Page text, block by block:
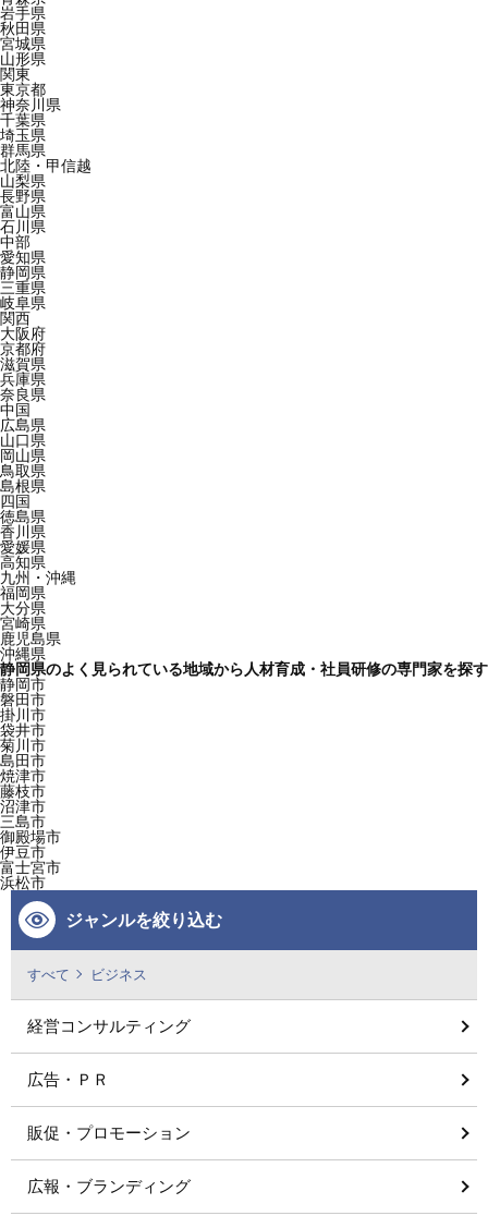
岩手県
秋田県
宮城県
山形県
関東
東京都
神奈川県
千葉県
埼玉県
群馬県
北陸・甲信越
山梨県
長野県
富山県
石川県
中部
愛知県
静岡県
三重県
岐阜県
関西
大阪府
京都府
滋賀県
兵庫県
奈良県
中国
広島県
山口県
岡山県
鳥取県
島根県
四国
徳島県
香川県
愛媛県
高知県
九州・沖縄
福岡県
大分県
宮崎県
鹿児島県
沖縄県
静岡県のよく見られている地域から人材育成・社員研修の専門家を探す
静岡市
磐田市
掛川市
袋井市
菊川市
島田市
焼津市
藤枝市
沼津市
三島市
御殿場市
伊豆市
富士宮市
浜松市
ジャンルを絞り込む
すべて ビジネス
経営コンサルティング
広告・ＰＲ
販促・プロモーション
広報・ブランディング